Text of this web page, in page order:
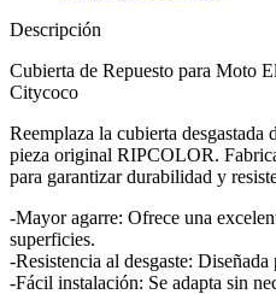
Descripción
Cubierta de Repuesto para Moto
Citycoco
Reemplaza la cubierta
pieza original RIPCOLOR.
para garantizar durabilidad y
-Mayor agarre: Ofrece una
superficies.
-Resistencia al desgaste:
-Fácil instalación: Se adapta sin